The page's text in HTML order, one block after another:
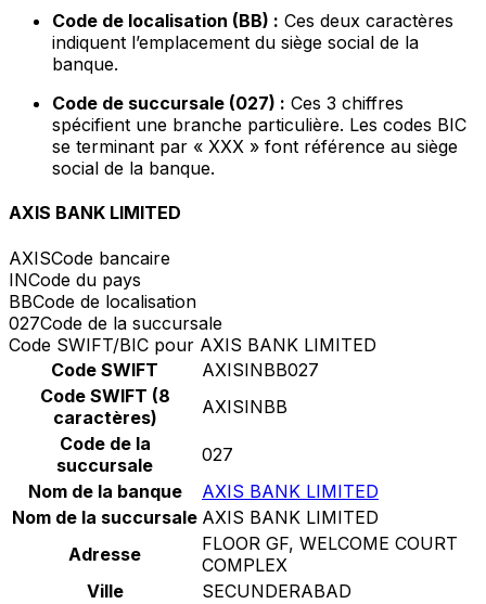
Code de localisation (BB) : Ces deux caractères
indiquent l’emplacement du siège social de la
banque.
Code de succursale (027) : Ces 3 chiffres
spécifient une branche particulière. Les codes BIC
se terminant par « XXX » font référence au siège
social de la banque.
AXIS BANK LIMITED
AXISCode bancaire
INCode du pays
BBCode de localisation
027Code de la succursale
Code SWIFT/BIC pour AXIS BANK LIMITED
Code SWIFT
AXISINBB027
Code SWIFT (8
caractères)
AXISINBB
Code de la
succursale
027
Nom de la banque
AXIS BANK LIMITED
Nom de la succursale AXIS BANK LIMITED
Adresse
FLOOR GF, WELCOME COURT
COMPLEX
Ville
SECUNDERABAD